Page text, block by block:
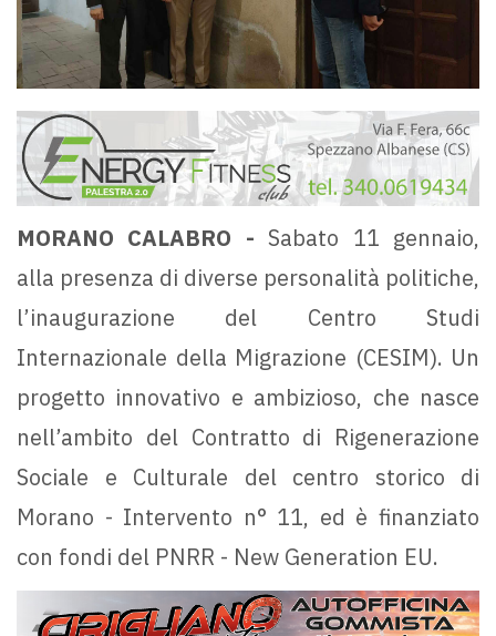
MORANO CALABRO - Sabato 11 gennaio,
alla presenza di diverse personalità politiche,
l’inaugurazione del Centro Studi
Internazionale della Migrazione (CESIM). Un
progetto innovativo e ambizioso, che nasce
nell’ambito del Contratto di Rigenerazione
Sociale e Culturale del centro storico di
Morano - Intervento n° 11, ed è finanziato
con fondi del PNRR - New Generation EU.